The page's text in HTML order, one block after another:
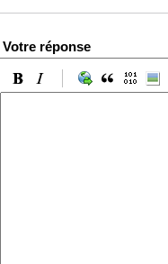
Votre réponse